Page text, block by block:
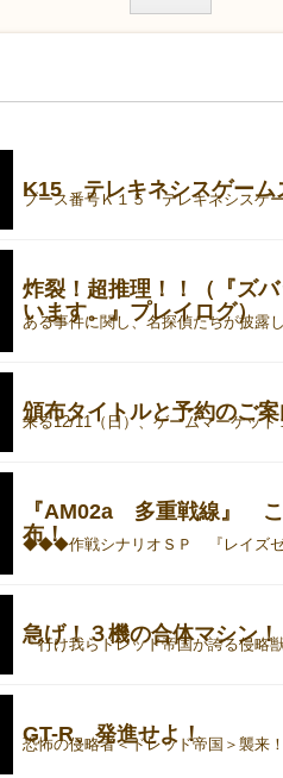
K15 テレキネシスゲー
炸裂！超推理！！（『ズ
います。』プレイログ）
頒布タイトルと予約のご
『AM02a 多重戦線』
布！
急げ！３機の合体マシン！
GT-R、発進せよ！